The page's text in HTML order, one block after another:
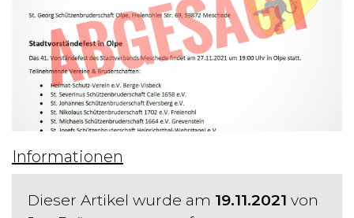
Informationen
Dieser Artikel wurde am 19.11.2021 von